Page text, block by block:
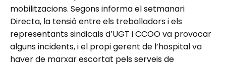
mobilitzacions. Segons informa el setmanari
Directa, la tensió entre els treballadors i els
representants sindicals d’UGT i CCOO va provocar
alguns incidents, i el propi gerent de l’hospital va
haver de marxar escortat pels serveis de